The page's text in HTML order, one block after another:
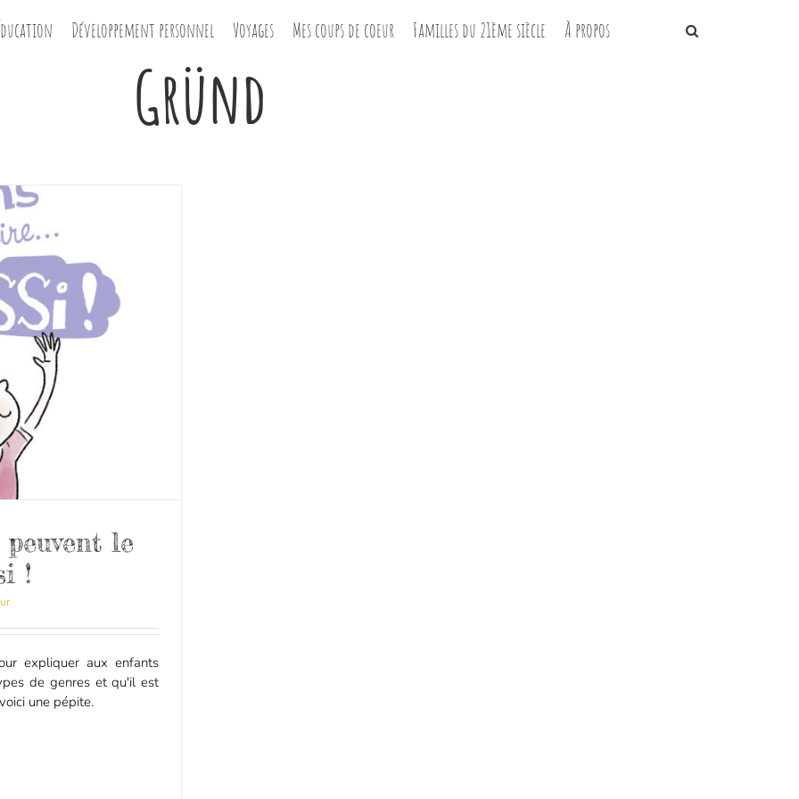
Développement personnel Voyages Mes coups de coeur Familles du 21ème siècle À propos
Gründ
le
!
expliquer aux enfants
de genres et qu'il est
une pépite.